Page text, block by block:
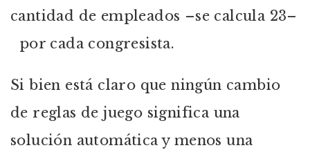
cantidad de empleados –se calcula 23–
por cada congresista.
Si bien está claro que ningún cambio
de reglas de juego significa una
solución automática y menos una